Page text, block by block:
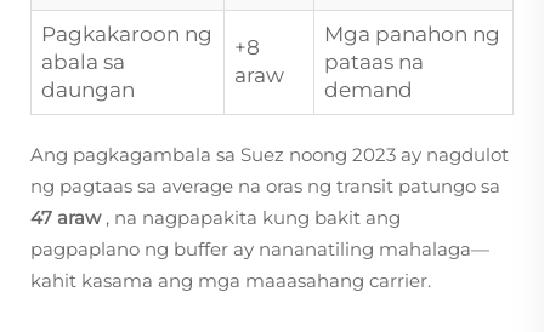
Pagkakaroon ng
abala sa
daungan
+8
araw
Mga panahon ng
pataas na
demand
Ang pagkagambala sa Suez noong 2023 ay nagdulot
ng pagtaas sa average na oras ng transit patungo sa
47 araw , na nagpapakita kung bakit ang
pagpaplano ng buffer ay nananatiling mahalaga—
kahit kasama ang mga maaasahang carrier.